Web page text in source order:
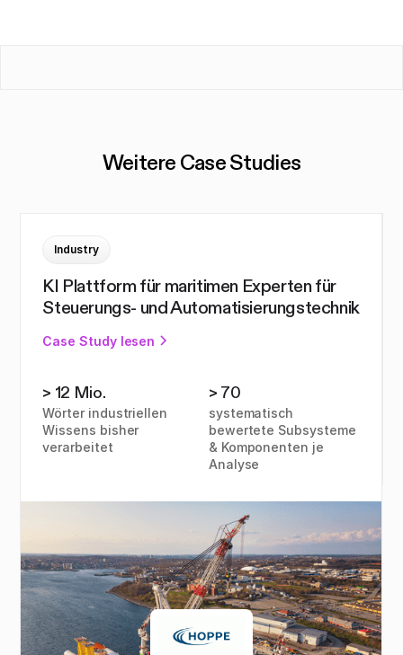
Weitere Case Studies
Industry
KI Plattform für maritimen Experten für
Steuerungs- und Automatisierungstechnik
Case Study lesen
> 12 Mio.
Wörter industriellen
Wissens bisher
verarbeitet
> 70
systematisch
bewertete Subsysteme
& Komponenten je
Analyse